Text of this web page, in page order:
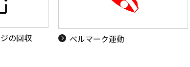
の回収 ベルマーク運動